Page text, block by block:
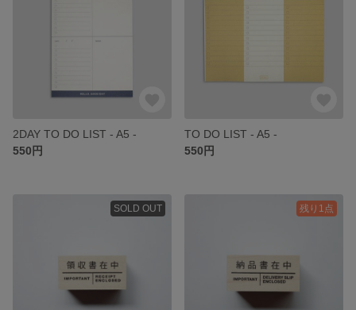
2DAY TO DO LIST - A5 -
550円
TO DO LIST - A5 -
550円
SOLD OUT 残り1点